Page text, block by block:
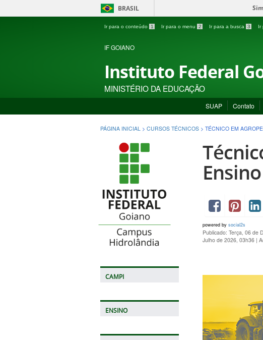
BRASIL
Ir para o conteúdo 1 Ir para o menu 2 Ir para a busca 3 Ir
IF GOIANO
Instituto Federal
MINISTÉRIO DA EDUCAÇÃO
SUAP Contato
PÁGINA INICIAL > CURSOS TÉCNICOS > TÉCNICO EM
CAMPI
ENSINO
powered by social2s
Publicado: Terça, 06 de
Julho de 2026, 03h36 |